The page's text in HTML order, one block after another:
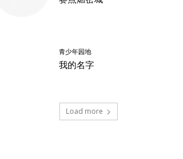
青少年园地
我的名字
Load more